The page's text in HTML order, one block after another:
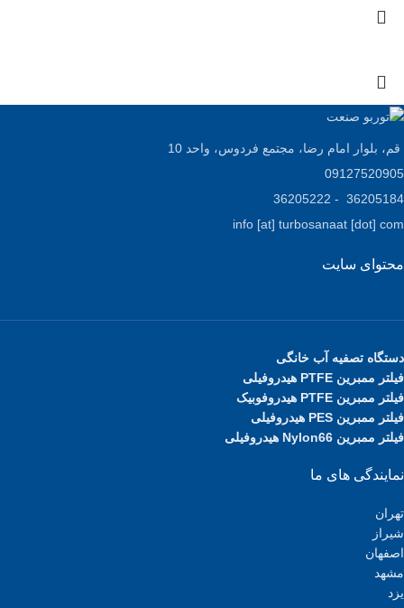
قم، بلوار امام رضا، مجتمع فردوس، واحد 10
09127520905
36205184 - 36205222
info [at] turbosanaat [dot] com
محتوای سایت
دستگاه تصفیه آب خانگی
فیلتر ممبرین PTFE هیدروفیلی
فیلتر ممبرین PTFE هیدروفوبیک
فیلتر ممبرین PES هیدروفیلی
فیلتر ممبرین Nylon66 هیدروفیلی
نمایندگی های ما
تهران
شیراز
اصفهان
مشهد
یزد